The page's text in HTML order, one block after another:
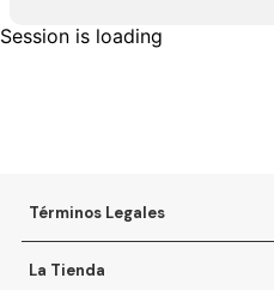
Session is loading
Términos Legales
La Tienda